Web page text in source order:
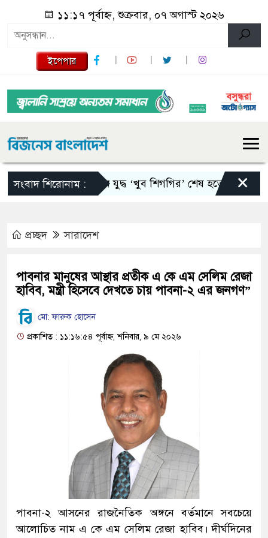
১১:১৭ পূর্বাহ্ন, শুক্রবার, ০৭ অগাস্ট ২০২৬
ইপেপার
সংবাদ শিরোনাম :ইরান যুদ্ধ ‘খুব শিগগির’ শেষ হতে পারে: ট্রাম্প
×
প্রচ্ছদ সারাদেশ
পাবনার মানুষের আস্থার প্রতীক এ কে এম সেলিম রেজা
হাবিব, মন্ত্রী হিসেবে দেখতে চায় পাবনা-২ এর জনগণ”
মো: ফারুক হোসেন
প্রকাশিত : ১১:১৬:৫৪ পূর্বাহ্ন, শনিবার, ৯ মে ২০২৬
পাবনা-২ আসনের রাজনৈতিক অঙ্গনে বর্তমানে সবচেয়ে
আলোচিত নাম এ কে এম সেলিম রেজা হাবিব। দীর্ঘদিনের